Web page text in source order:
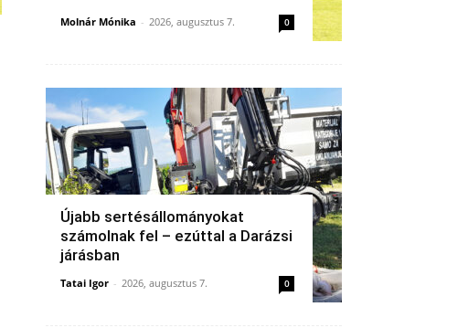
Molnár Mónika - 2026, augusztus 7. 0
Újabb sertésállományokat
számolnak fel – ezúttal a Darázsi
járásban
Tatai Igor - 2026, augusztus 7. 0